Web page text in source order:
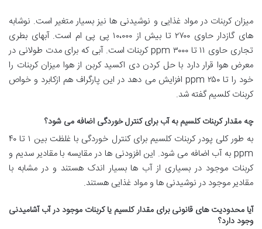
میزان کربنات در مواد غذایی و نوشیدنی ها نیز بسیار متغیر است. نوشابه
های گازدار حاوی ۲۷۰۰ تا بیش از ۱۰،۰۰۰ پی پی ام است. آبهای بطری
تجاری حاوی ۱۱ تا ۳۰۰۰ ppm کربنات است. آبی که برای مدت طولانی در
معرض هوا قرار دارد با حل کردن دی اکسید کربن از هوا میزان کربنات را
خود را تا ۲۵۰ ppm افزایش می دهد در این پارگراف هم ازکابرد و خواص
کربنات کلسیم گفته شد.
چه مقدار کربنات کلسیم به آب برای کنترل خوردگی اضافه می شود؟
به طور کلی پودر کربنات کلسیم برای کنترل خوردگی با غلظت بین ۱ تا ۴۰
ppm به آب اضافه می شود. این افزودنی ها در مقایسه با مقادیر سدیم و
کربنات موجود در بسیاری از آب ها بسیار اندک هستند و در مشابه با
مقادیر موجود در نوشیدنی ها و مواد غذایی هستند.
آیا محدودیت های قانونی برای مقدار کلسیم یا کربنات موجود در آب آشامیدنی
وجود دارد؟